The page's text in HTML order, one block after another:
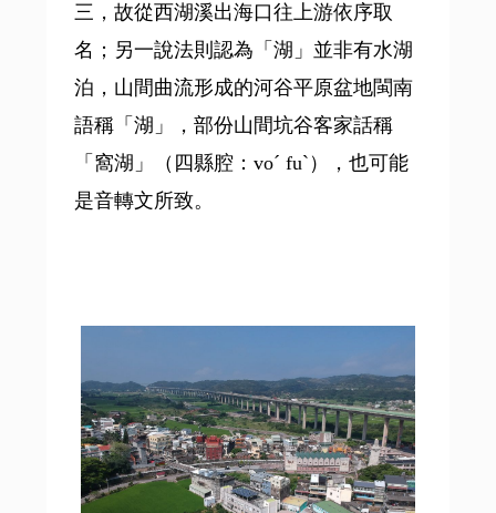
三，故從西湖溪出海口往上游依序取
名；另一說法則認為「湖」並非有水湖
泊，山間曲流形成的河谷平原盆地閩南
語稱「湖」，部份山間坑谷客家話稱
「窩湖」（四縣腔：voˊ fuˋ），也可能
是音轉文所致。